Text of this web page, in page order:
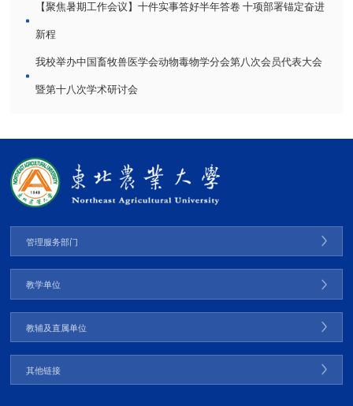
【聚焦暑期工作会议】十件实事答好半年答卷 十项部署锚定奋进
新程
我校举办中国畜牧兽医学会动物毒物学分会第八次会员代表大会
暨第十八次学术研讨会
管理服务部门
教学单位
教辅及直属单位
其他链接